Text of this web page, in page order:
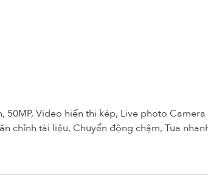
Video hiển thị kép, Live photo Camera
chỉnh tài liệu, Chuyển động chậm, Tua